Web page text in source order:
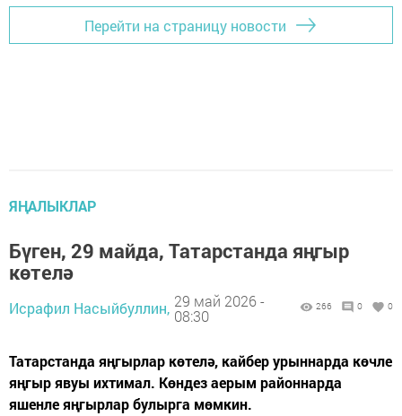
Перейти на страницу новости
ЯҢАЛЫКЛАР
Бүген, 29 майда, Татарстанда яңгыр
көтелә
Исрафил Насыйбуллин, 29 май 2026 -
08:30
266 0 0
Татарстанда яңгырлар көтелә, кайбер урыннарда көчле
яңгыр явуы ихтимал. Көндез аерым районнарда
яшенле яңгырлар булырга мөмкин.